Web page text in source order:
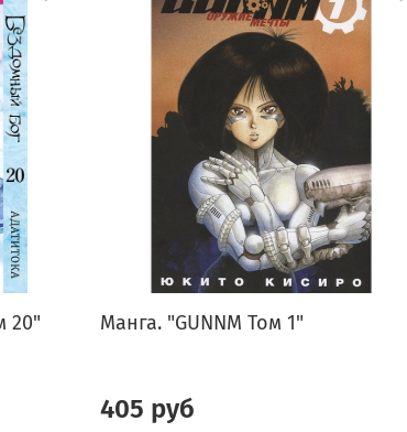
20" Манга. "GUNNM Том 1"
405 руб